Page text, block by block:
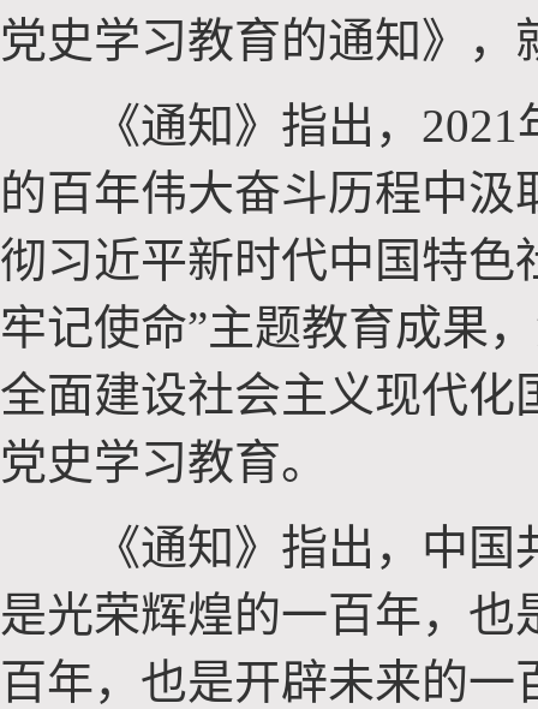
党史学习教育的通知》
《通知》指出，2021
的百年伟大奋斗历程中
彻习近平新时代中国特色
牢记使命”主题教育成果
全面建设社会主义现代化
党史学习教育。
《通知》指出，中国
是光荣辉煌的一百年，
百年，也是开辟未来的